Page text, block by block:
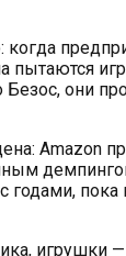
когда
пытаются
они
Amazon
годами,
игрушки —